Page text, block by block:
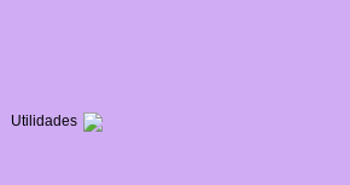
Utilidades